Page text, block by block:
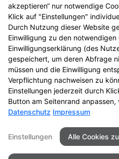
+49 (361) 3458233
E-Mail:
info@delphin-apotheke-
Öffnungszeiten
Mo - Fr, Sa: 09:00-19:00
Kontakt
akzeptieren“ nur notwendige
Klick auf "Einstellungen"
Durch Nutzung dieser Website
Einwilligung zu den notwendigen
Einwilligungserklärung (des
gespeichert, um deren Abfrage
müssen und die Einwilligung
Verpflichtung nachweisen zu
Einstellungen jederzeit durch
Button am Seitenrand
Datenschutz Impressum
Einstellungen Alle Cookies